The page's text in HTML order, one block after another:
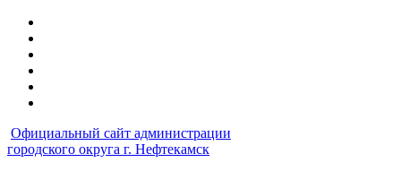
Официальный сайт администрации
городского округа г. Нефтекамск